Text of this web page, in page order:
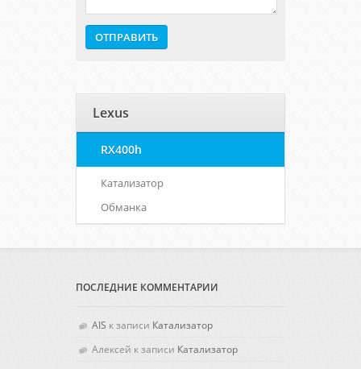
Lexus
RX400h
Катализатор
Обманка
ПОСЛЕДНИЕ КОММЕНТАРИИ
AIS к записи Катализатор
Алексей к записи Катализатор